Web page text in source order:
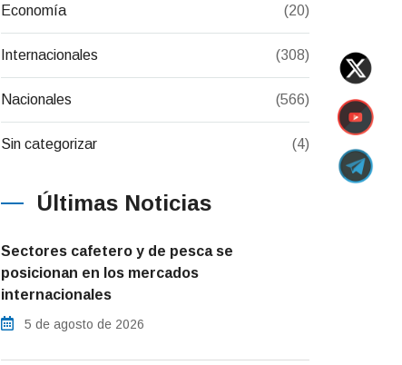
Economía (20)
Internacionales (308)
Nacionales (566)
Sin categorizar (4)
Últimas Noticias
Sectores cafetero y de pesca se
posicionan en los mercados
internacionales
5 de agosto de 2026